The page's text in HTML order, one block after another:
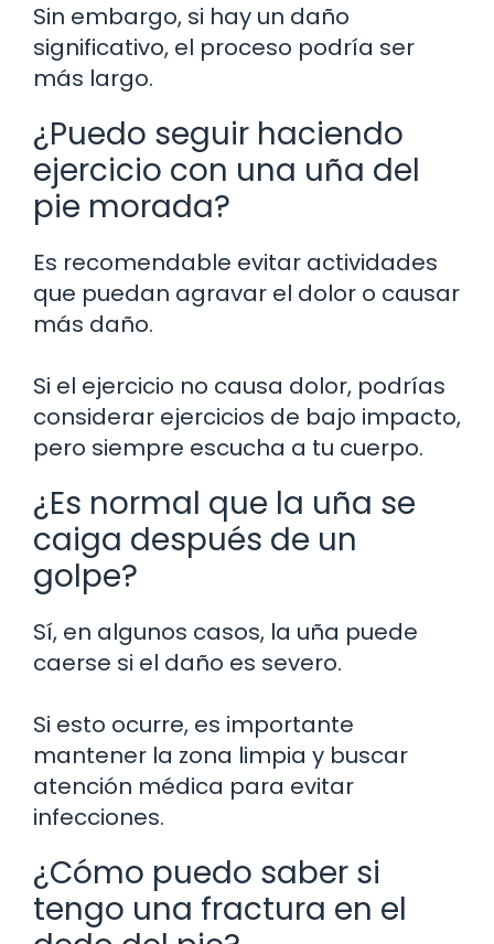
Sin embargo, si hay un daño
significativo, el proceso podría ser
más largo.
¿Puedo seguir haciendo
ejercicio con una uña del
pie morada?
Es recomendable evitar actividades
que puedan agravar el dolor o causar
más daño.
Si el ejercicio no causa dolor, podrías
considerar ejercicios de bajo impacto,
pero siempre escucha a tu cuerpo.
¿Es normal que la uña se
caiga después de un
golpe?
Sí, en algunos casos, la uña puede
caerse si el daño es severo.
Si esto ocurre, es importante
mantener la zona limpia y buscar
atención médica para evitar
infecciones.
¿Cómo puedo saber si
tengo una fractura en el